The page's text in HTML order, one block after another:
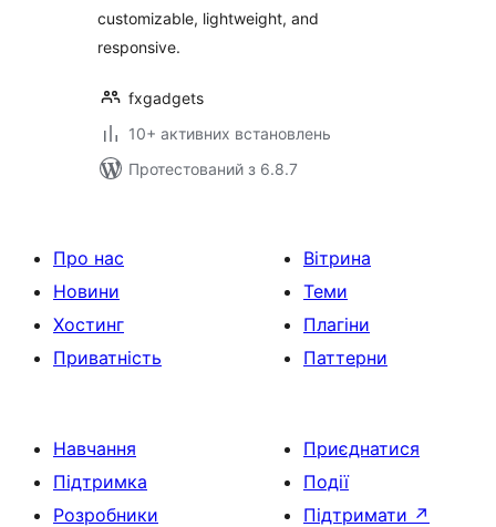
customizable, lightweight, and
responsive.
fxgadgets
10+ активних встановлень
Протестований з 6.8.7
Про нас
Новини
Хостинг
Приватність
Вітрина
Теми
Плагіни
Паттерни
Навчання
Підтримка
Розробники
Приєднатися
Події
Підтримати ↗